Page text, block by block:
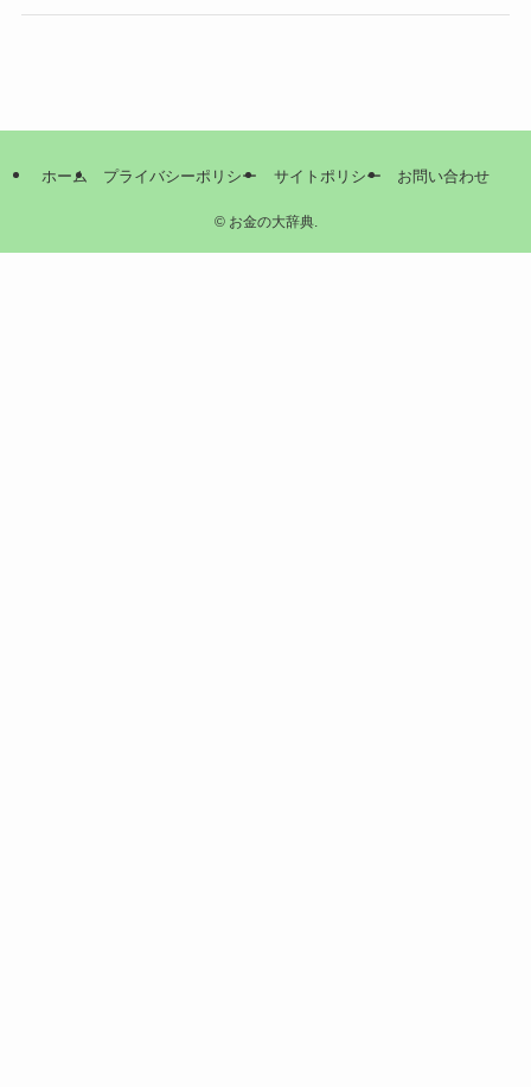
ホーム プライバシーポリシー サイトポリシー お問い合わせ
©お金の大辞典.